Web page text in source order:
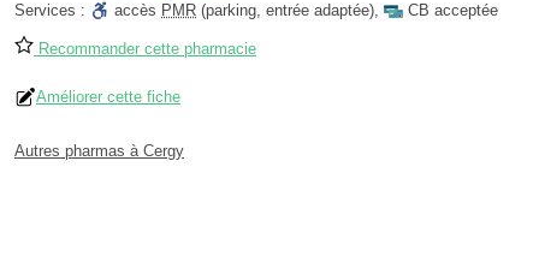
Services :
accès PMR (parking, entrée adaptée), CB acceptée
Recommander cette pharmacie
Améliorer cette fiche
Autres pharmas à Cergy